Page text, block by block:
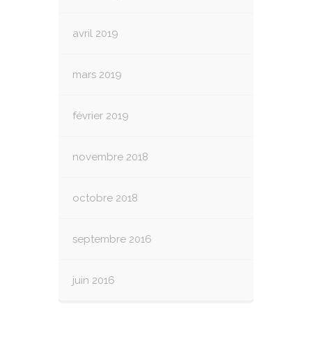
avril 2019
mars 2019
février 2019
novembre 2018
octobre 2018
septembre 2016
juin 2016